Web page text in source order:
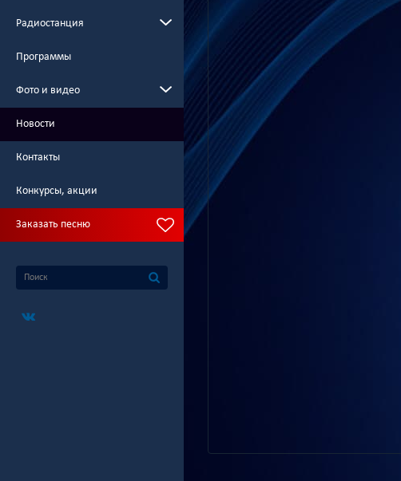
Радиостанция
Программы
Фото и видео
Новости
Контакты
Конкурсы, акции
Заказать песню